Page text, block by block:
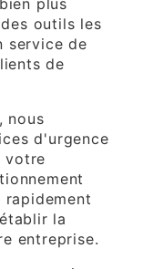
plus
outils les
service de
de
nous
d'urgence
votre
la
entreprise.